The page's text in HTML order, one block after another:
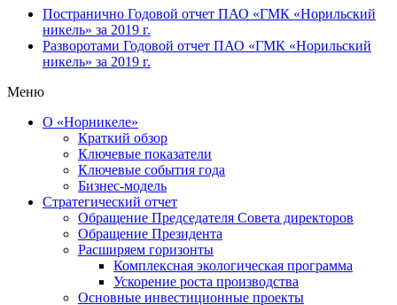
Постранично Годовой отчет ПАО «ГМК «Норильский
никель» за 2019 г.
Разворотами Годовой отчет ПАО «ГМК «Норильский
никель» за 2019 г.
Меню
О «Норникеле»
Краткий обзор
Ключевые показатели
Ключевые события года
Бизнес-модель
Стратегический отчет
Обращение Председателя Совета директоров
Обращение Президента
Расширяем горизонты
Комплексная экологическая программа
Ускорение роста производства
Основные инвестиционные проекты